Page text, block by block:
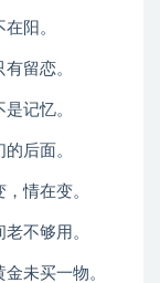
阳。
留恋。
记忆。
后面。
情在变。
不够用。
未买一物。